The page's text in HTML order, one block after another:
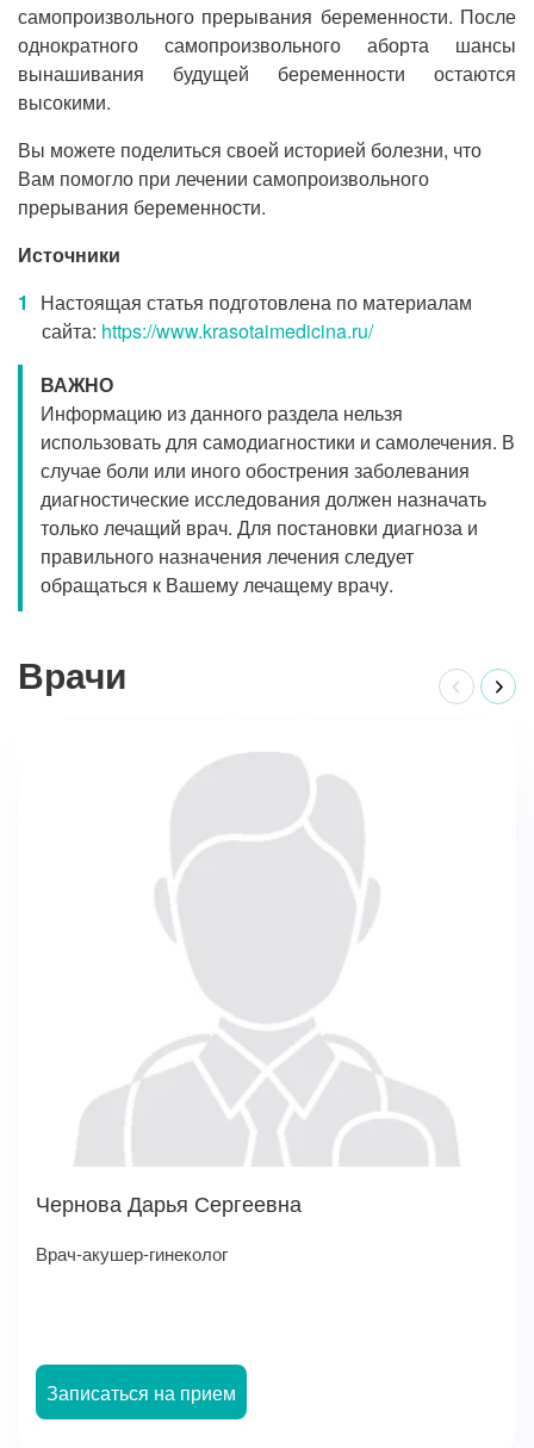
самопроизвольного прерывания беременности. После
однократного самопроизвольного аборта шансы
вынашивания будущей беременности остаются
высокими.
Вы можете поделиться своей историей болезни, что
Вам помогло при лечении самопроизвольного
прерывания беременности.
Источники
Настоящая статья подготовлена по материалам
сайта: https://www.krasotaimedicina.ru/
ВАЖНО
Информацию из данного раздела нельзя
использовать для самодиагностики и самолечения. В
случае боли или иного обострения заболевания
диагностические исследования должен назначать
только лечащий врач. Для постановки диагноза и
правильного назначения лечения следует
обращаться к Вашему лечащему врачу.
Врачи
Чернова Дарья Сергеевна
Врач-акушер-гинеколог
Записаться на прием